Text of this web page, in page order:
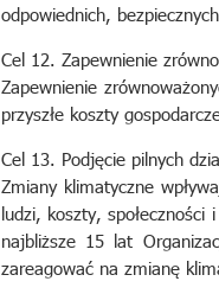
odpowiednich,
Cel 12. Zapewnienie
Zapewnienie
przyszłe koszty
Cel 13. Podjęcie pilnych
Zmiany klimatyczne
ludzi, koszty,
najbliższe 15 lat
zareagować na zmianę